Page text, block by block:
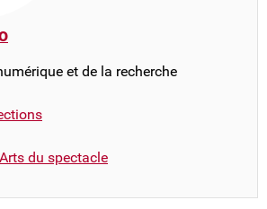
et de la recherche
du spectacle